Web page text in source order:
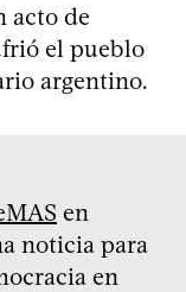
acto de
el pueblo
argentino.
en
noticia para
en